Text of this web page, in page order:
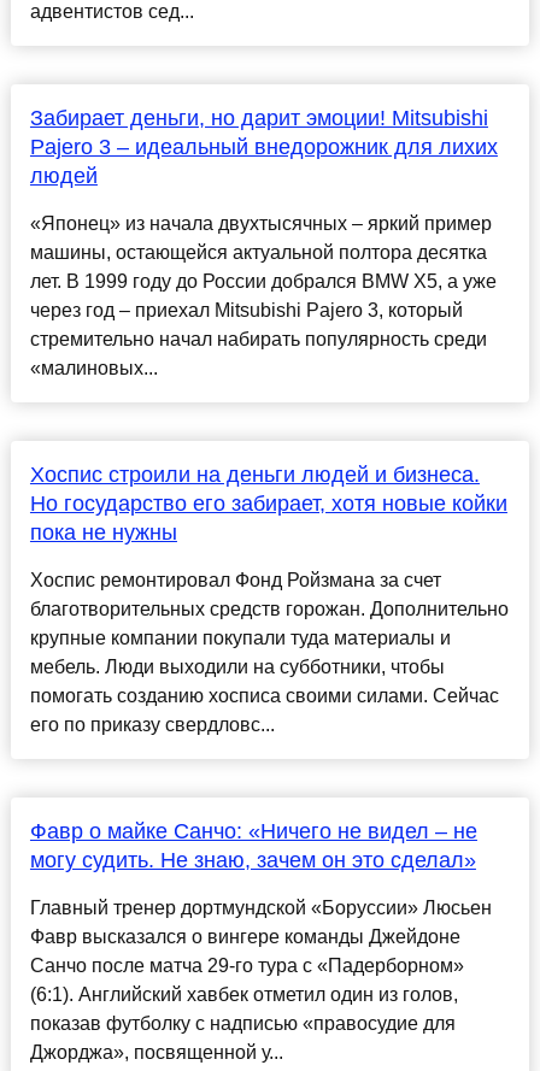
адвентистов сед...
Забирает деньги, но дарит эмоции! Mitsubishi
Pajero 3 – идеальный внедорожник для лихих
людей
«Японец» из начала двухтысячных – яркий пример
машины, остающейся актуальной полтора десятка
лет. В 1999 году до России добрался BMW X5, а уже
через год – приехал Mitsubishi Pajero 3, который
стремительно начал набирать популярность среди
«малиновых...
Хоспис строили на деньги людей и бизнеса.
Но государство его забирает, хотя новые койки
пока не нужны
Хоспис ремонтировал Фонд Ройзмана за счет
благотворительных средств горожан. Дополнительно
крупные компании покупали туда материалы и
мебель. Люди выходили на субботники, чтобы
помогать созданию хосписа своими силами. Сейчас
его по приказу свердловс...
Фавр о майке Санчо: «Ничего не видел – не
могу судить. Не знаю, зачем он это сделал»
Главный тренер дортмундской «Боруссии» Люсьен
Фавр высказался о вингере команды Джейдоне
Санчо после матча 29-го тура с «Падерборном»
(6:1). Английский хавбек отметил один из голов,
показав футболку с надписью «правосудие для
Джорджа», посвященной у...